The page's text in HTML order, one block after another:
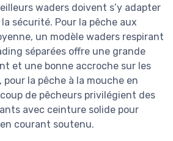
waders doivent s’y adapter
sécurité. Pour la pêche aux
un modèle waders respirant
séparées offre une grande
et une bonne accroche sur les
la pêche à la mouche en
de pêcheurs privilégient des
avec ceinture solide pour
courant soutenu.